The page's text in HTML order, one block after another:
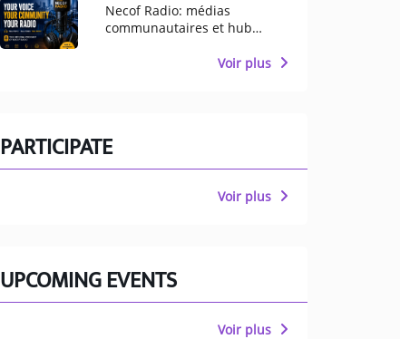
Necof Radio: médias
communautaires et hub
Voir plus
PARTICIPATE
Voir plus
UPCOMING EVENTS
Voir plus